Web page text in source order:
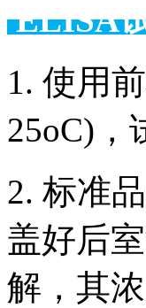
ELISA
1. 使用
25oC)，
2. 标准
盖好后
解，其